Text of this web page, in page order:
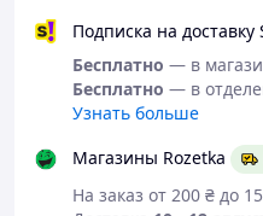
Подписка на доставку
Бесплатно — в
Бесплатно — в
Узнать больше
Магазины Rozetka
На заказ от 200 ₴ до